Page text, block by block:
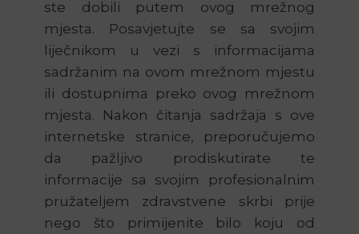
ste dobili putem ovog mrežnog
mjesta. Posavjetujte se sa svojim
liječnikom u vezi s informacijama
sadržanim na ovom mrežnom mjestu
ili dostupnima preko ovog mrežnom
mjesta. Nakon čitanja sadržaja s ove
internetske stranice, preporučujemo
da pažljivo prodiskutirate te
informacije sa svojim profesionalnim
pružateljem zdravstvene skrbi prije
nego što primijenite bilo koju od